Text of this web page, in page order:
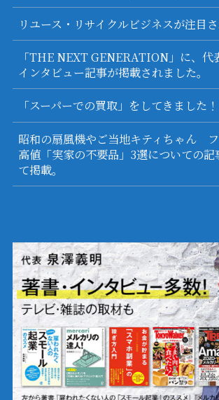
リユース・リサイクルビジネスが注目
「THE NEXT GENERATION」に、代
インタビュー記事が掲載されました。
「スーパーでの買取」をしてきました！
昭和の扇風機やご当地キティちゃん
高値「実家の不要品」3選についての
て掲載。